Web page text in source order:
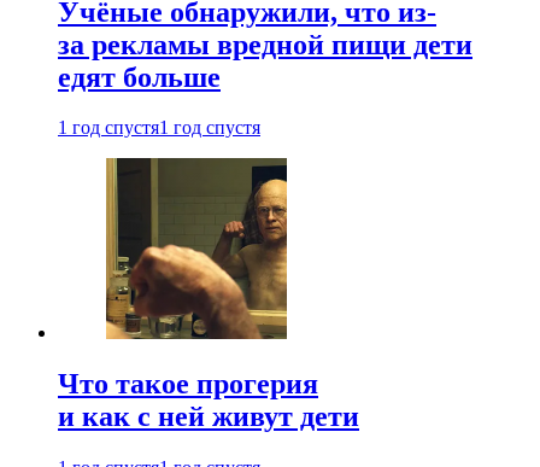
Учёные обнаружили, что из-
за рекламы вредной пищи дети
едят больше
1 год спустя1 год спустя
Что такое прогерия
и как с ней живут дети